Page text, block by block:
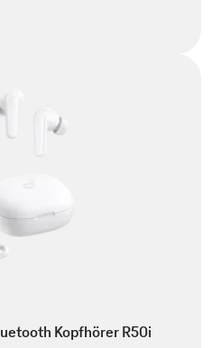
Kopfhörer R50i